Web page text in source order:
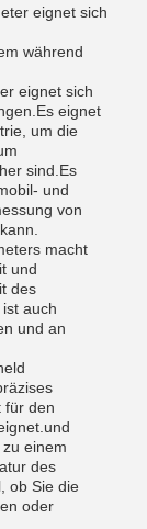
eignet sich
während
eignet sich
eignet
um die
sind.Es
und
von
macht
und
des
auch
und an
für den
einem
des
ob Sie die
oder